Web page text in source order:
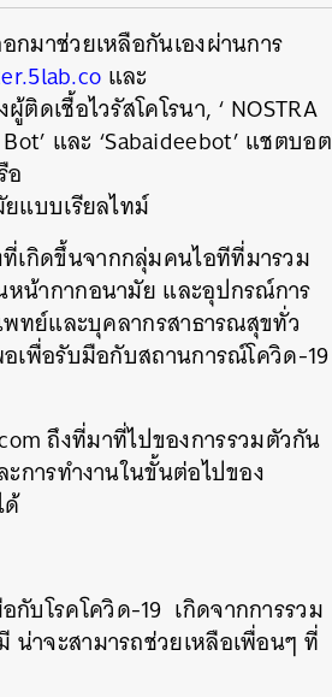
กมาช่วยเหลือกันเองผ่านการ
และ
ติดเชื้อไวรัสโคโรนา, ‘ NOSTRA
และ ‘Sabaideebot’ แชตบอต
อ
แบบเรียลไทม์
เกิดขึ้นจากกลุ่มคนไอทีที่มารวม
น้ากากอนามัย และอุปกรณ์การ
ทย์และบุคลากรสาธารณสุขทั่ว
เพื่อรับมือกับสถานการณ์โควิด-19
ถึงที่มาที่ไปของการรวมตัวกัน
การทำงานในขั้นต่อไปของ
กับโรคโควิด-19 เกิดจากการรวม
าจะสามารถช่วยเหลือเพื่อนๆ ที่